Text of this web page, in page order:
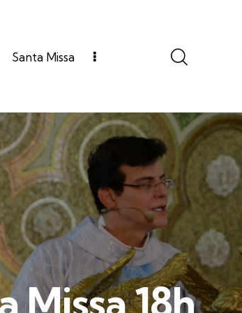
Santa Missa
Missa 18h